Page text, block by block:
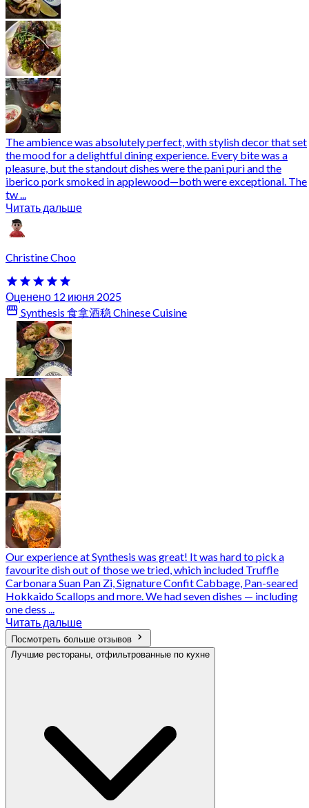
The ambience was absolutely perfect, with stylish decor that set
the mood for a delightful dining experience. Every bite was a
pleasure, but the standout dishes were the pani puri and the
iberico pork smoked in applewood—both were exceptional. The
tw ...
Читать дальше
Christine Choo
Оценено 12 июня 2025
Synthesis 食拿酒稳 Chinese Cuisine
Our experience at Synthesis was great! It was hard to pick a
favourite dish out of those we tried, which included Truffle
Carbonara Suan Pan Zi, Signature Confit Cabbage, Pan-seared
Hokkaido Scallops and more. We had seven dishes — including
one dess ...
Читать дальше
Посмотреть больше отзывов
Лучшие рестораны, отфильтрованные по кухне